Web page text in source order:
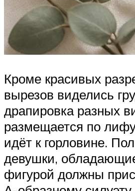
Кроме красивых
вырезов виделись
драпировка разных
размещается по
идёт к горловине.
девушки,
фигурой должны